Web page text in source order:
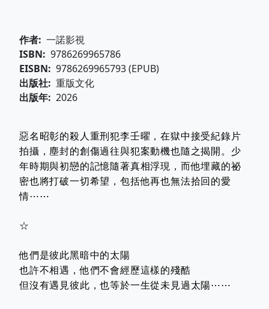
作者 一諾影視
ISBN
9786269965786
EISBN
9786269965793 (EPUB)
出版社 重版文化
出版年 2026
惡名昭彰的殺人重刑犯李壬曜，在獄中接受紀錄片
拍攝，塵封的創傷過往與犯案動機也隨之揭開。少
年時期與初戀的記憶隨著真相浮現，而他埋藏的祕
密也將打破一切希望，包括他再也無法拾回的愛
情⋯⋯
☆
他們是彼此黑暗中的太陽
也許不相遇，他們不會經歷這樣的殘酷
但沒有遇見彼此，也等於一生從未見過太陽⋯⋯